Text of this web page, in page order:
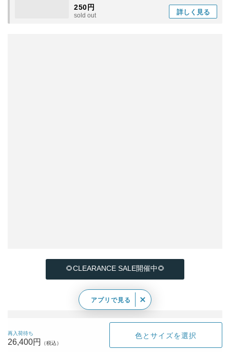
250円
sold out 詳しく 見る
🌻CLEARANCE SALE開催中🌻
再入荷待ち
26,400円
色とサイズを選択
アプリで見る